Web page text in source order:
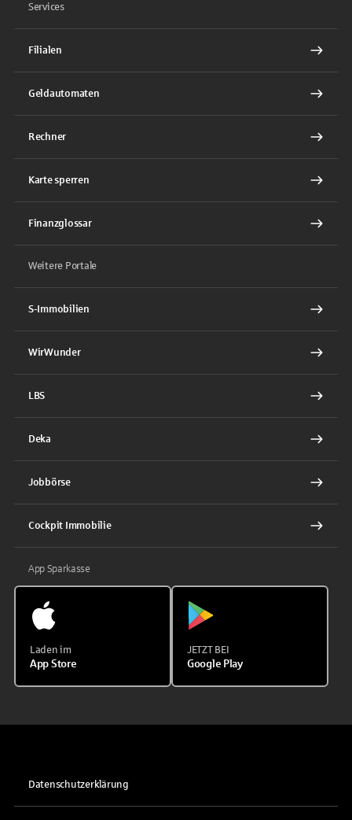
Services
Filialen
Geldautomaten
Rechner
Karte sperren
Finanzglossar
Weitere Portale
S-Immobilien
WirWunder
LBS
Deka
Jobbörse
Cockpit Immobilie
App Sparkasse
Laden im
App Store
JETZT BEI
Google Play
Datenschutzerklärung